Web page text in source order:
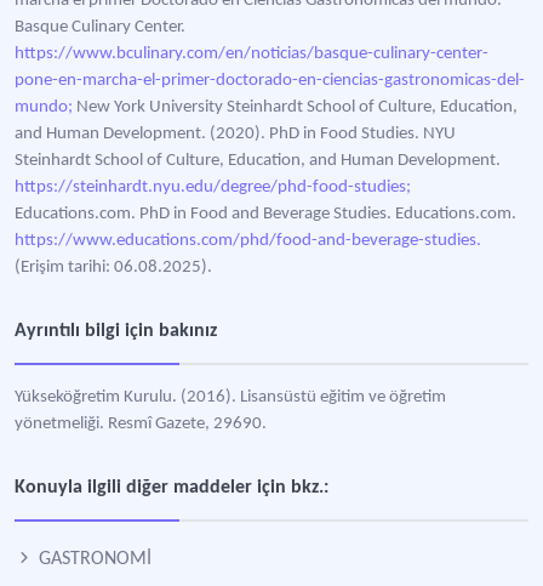
Basque Culinary Center.
https://www.bculinary.com/en/noticias/basque-culinary-center-
pone-en-marcha-el-primer-doctorado-en-ciencias-gastronomicas-del-
mundo; New York University Steinhardt School of Culture, Education,
and Human Development. (2020). PhD in Food Studies. NYU
Steinhardt School of Culture, Education, and Human Development.
https://steinhardt.nyu.edu/degree/phd-food-studies;
Educations.com. PhD in Food and Beverage Studies. Educations.com.
https://www.educations.com/phd/food-and-beverage-studies.
(Erişim tarihi: 06.08.2025).
Ayrıntılı bilgi için bakınız
Yükseköğretim Kurulu. (2016). Lisansüstü eğitim ve öğretim
yönetmeliği. Resmî Gazete, 29690.
Konuyla ilgili diğer maddeler için bkz.:
GASTRONOMİ